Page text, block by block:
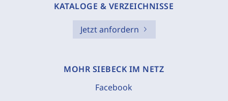
KATALOGE & VERZEICHNISSE
Jetzt anfordern
MOHR SIEBECK IM NETZ
Facebook